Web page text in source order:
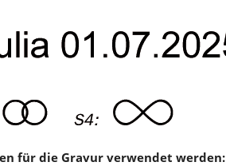
für die Gravur verwendet werden: